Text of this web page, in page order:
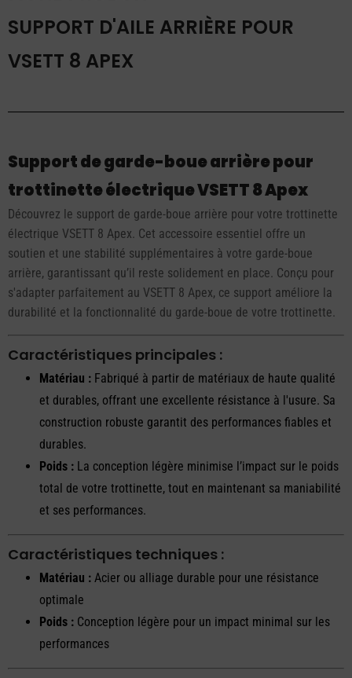
SUPPORT D'AILE ARRIÈRE POUR
VSETT 8 APEX
Support de garde-boue arrière pour
trottinette électrique VSETT 8 Apex
Découvrez le support de garde-boue arrière pour votre trottinette
électrique VSETT 8 Apex. Cet accessoire essentiel offre un
soutien et une stabilité supplémentaires à votre garde-boue
arrière, garantissant qu’il reste solidement en place. Conçu pour
s'adapter parfaitement au VSETT 8 Apex, ce support améliore la
durabilité et la fonctionnalité du garde-boue de votre trottinette.
Caractéristiques principales :
Matériau : Fabriqué à partir de matériaux de haute qualité
et durables, offrant une excellente résistance à l'usure. Sa
construction robuste garantit des performances fiables et
durables.
Poids : La conception légère minimise l’impact sur le poids
total de votre trottinette, tout en maintenant sa maniabilité
et ses performances.
Caractéristiques techniques :
Matériau : Acier ou alliage durable pour une résistance
optimale
Poids : Conception légère pour un impact minimal sur les
performances